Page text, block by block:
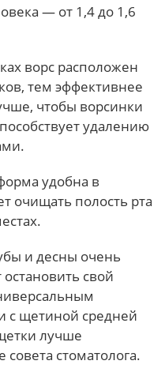
— от 1,4 до 1,6
ворс расположен
тем эффективнее
чтобы ворсинки
удалению
удобна в
очищать полость рта
и десны очень
свой
с щетиной средней
лучше
совета стоматолога.